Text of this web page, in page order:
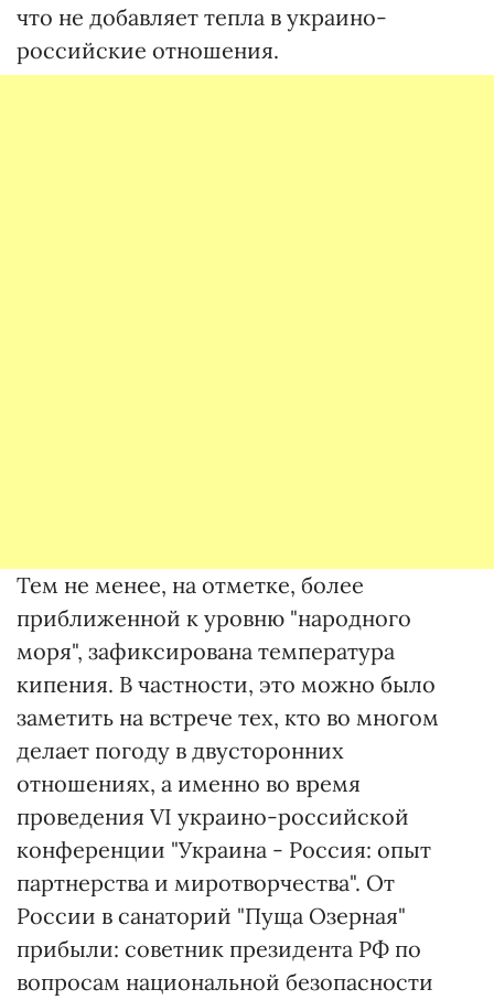
что не добавляет тепла в украино-
российские отношения.
Тем не менее, на отметке, более
приближенной к уровню "народного
моря", зафиксирована температура
кипения. В частности, это можно было
заметить на встрече тех, кто во многом
делает погоду в двусторонних
отношениях, а именно во время
проведения VI украино-российской
конференции "Украина - Россия: опыт
партнерства и миротворчества". От
России в санаторий "Пуща Озерная"
прибыли: советник президента РФ по
вопросам национальной безопасности